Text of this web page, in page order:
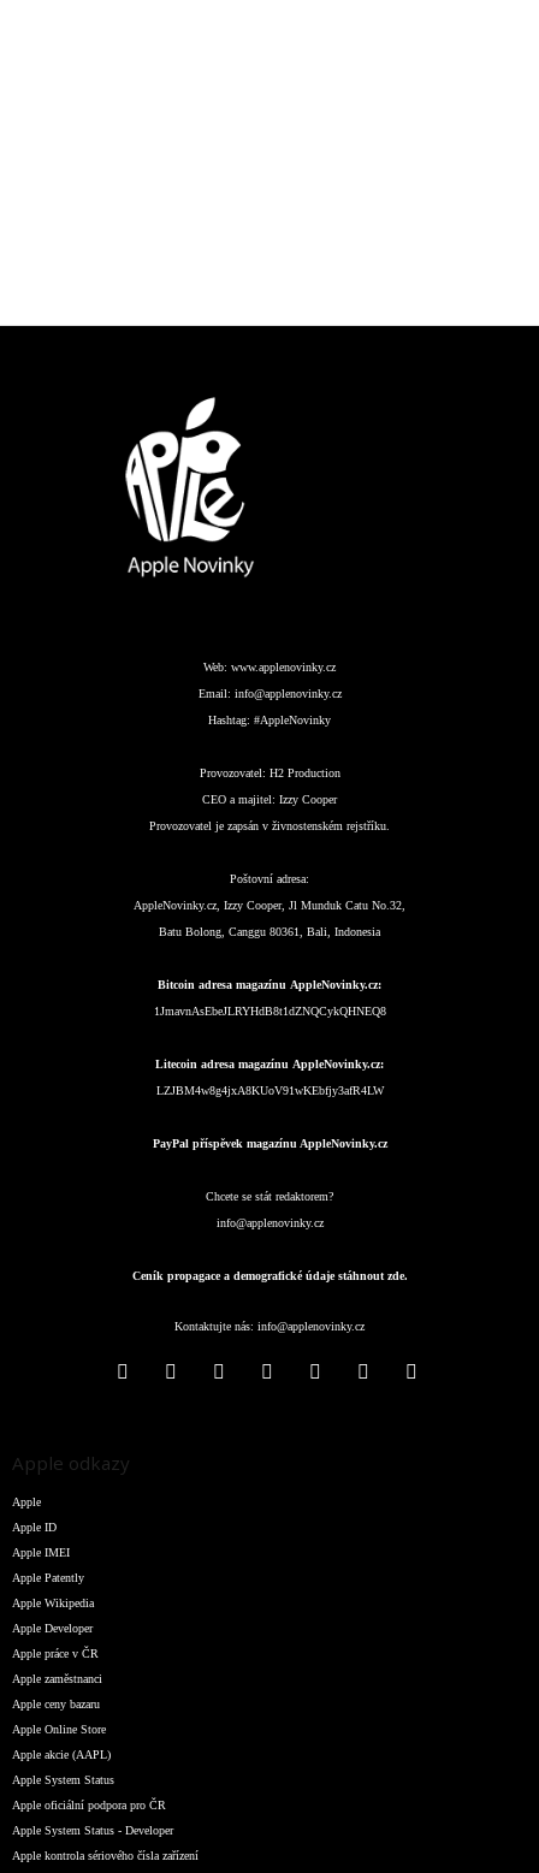
Web: www.applenovinky.cz
Email: info@applenovinky.cz
Hashtag: #AppleNovinky
Provozovatel: H2 Production
CEO a majitel: Izzy Cooper
Provozovatel je zapsán v živnostenském rejstříku.
Poštovní adresa:
AppleNovinky.cz, Izzy Cooper, Jl Munduk Catu No.32,
Batu Bolong, Canggu 80361, Bali, Indonesia
Bitcoin adresa magazínu AppleNovinky.cz:
1JmavnAsEbeJLRYHdB8t1dZNQCykQHNEQ8
Litecoin adresa magazínu AppleNovinky.cz:
LZJBM4w8g4jxA8KUoV91wKEbfjy3afR4LW
PayPal příspěvek magazínu AppleNovinky.cz
Chcete se stát redaktorem?
info@applenovinky.cz
Ceník propagace a demografické údaje stáhnout zde.
Kontaktujte nás: info@applenovinky.cz
Apple odkazy
Apple
Apple ID
Apple IMEI
Apple Patently
Apple Wikipedia
Apple Developer
Apple práce v ČR
Apple zaměstnanci
Apple ceny bazaru
Apple Online Store
Apple akcie (AAPL)
Apple System Status
Apple oficiální podpora pro ČR
Apple System Status - Developer
Apple kontrola sériového čísla zařízení